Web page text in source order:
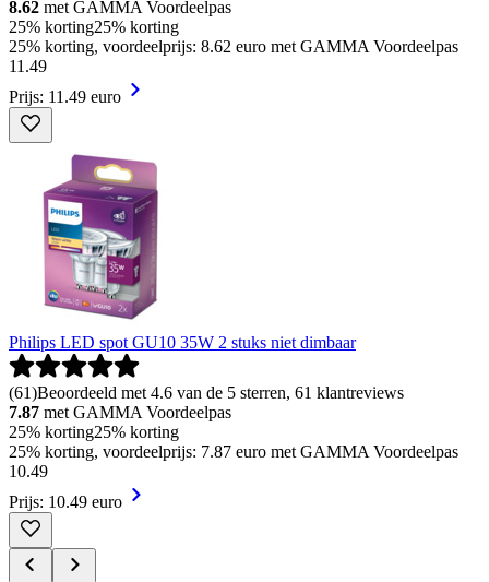
8.62 met GAMMA Voordeelpas
25% korting25% korting
25% korting, voordeelprijs: 8.62 euro met GAMMA Voordeelpas
11 .49
Prijs: 11.49 euro
Philips LED spot GU10 35W 2 stuks niet dimbaar
(61)Beoordeeld met 4.6 van de 5 sterren, 61 klantreviews
7.87 met GAMMA Voordeelpas
25% korting25% korting
25% korting, voordeelprijs: 7.87 euro met GAMMA Voordeelpas
10.49
Prijs: 10.49 euro